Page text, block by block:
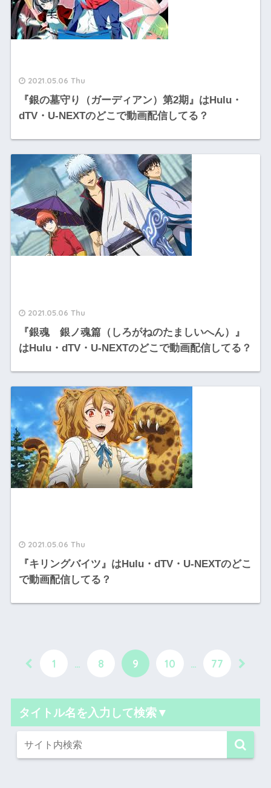
2021.05.06 Thu
『銀の墓守り（ガーディアン）第2期』はHulu・
dTV・U-NEXTのどこで動画配信してる？
2021.05.06 Thu
『銀魂 銀ノ魂篇（しろがねのたましいへん）』
はHulu・dTV・U-NEXTのどこで動画配信してる？
2021.05.06 Thu
『キリングバイツ』はHulu・dTV・U-NEXTのどこ
で動画配信してる？
1 … 8 9 10 … 77
タイトル名を入力して検索▼